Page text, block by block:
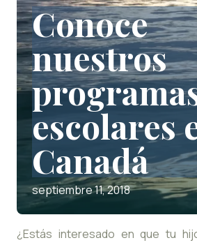
Conoce
nuestros
escolares
Canadá
septiembre 11, 2018
¿Estás interesado en que tu